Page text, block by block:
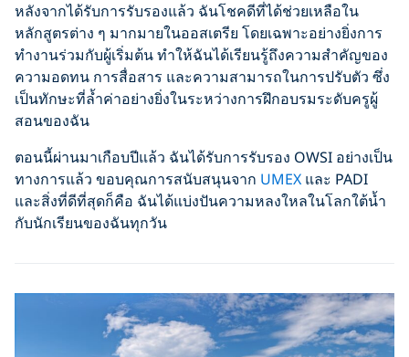
หลังจากได้รับการรับรองแล้ว ฉันโชคดีที่ได้ช่วยเหลือใน
หลักสูตรต่าง ๆ มากมายในออสเตรีย โดยเฉพาะอย่างยิ่งการ
ทำงานร่วมกับผู้เริ่มต้น ทำให้ฉันได้เรียนรู้ถึงความสำคัญของ
ความอดทน การสื่อสาร และความสามารถในการปรับตัว ซึ่ง
เป็นทักษะที่ล้ำค่าอย่างยิ่งในระหว่างการฝึกอบรมระดับครูผู้
สอนของฉัน
ตอนนี้ผ่านมาเกือบปีแล้ว ฉันได้รับการรับรอง OWSI อย่างเป็น
ทางการแล้ว ขอบคุณการสนับสนุนจาก UMEX และ PADI
และสิ่งที่ดีที่สุดก็คือ ฉันได้แบ่งปันความหลงใหลในโลกใต้น้ำ
กับนักเรียนของฉันทุกวัน